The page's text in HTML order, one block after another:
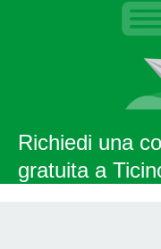
Richiedi una
gratuita a